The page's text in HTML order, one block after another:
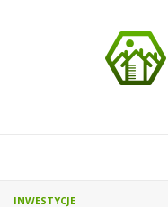
INWESTYCJE